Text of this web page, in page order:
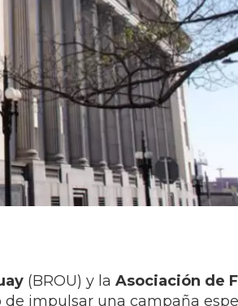
(BROU) y la Asociación de
impulsar una campaña